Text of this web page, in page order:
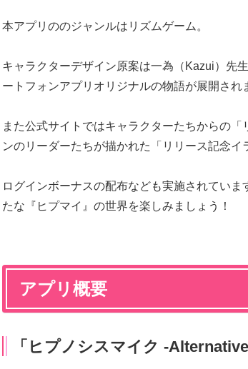
本アプリののジャンルはリズムゲーム。
キャラクターデザイン原案は一為（Kazui）先
ートフォンアプリオリジナルの物語が展開され
また公式サイトではキャラクターたちからの
ンのリーダーたちが描かれた「リリース記念イ
ログインボーナスの配布なども実施されてい
たな『ヒプマイ』の世界を楽しみましょう！
アプリ概要
「ヒプノシスマイク -